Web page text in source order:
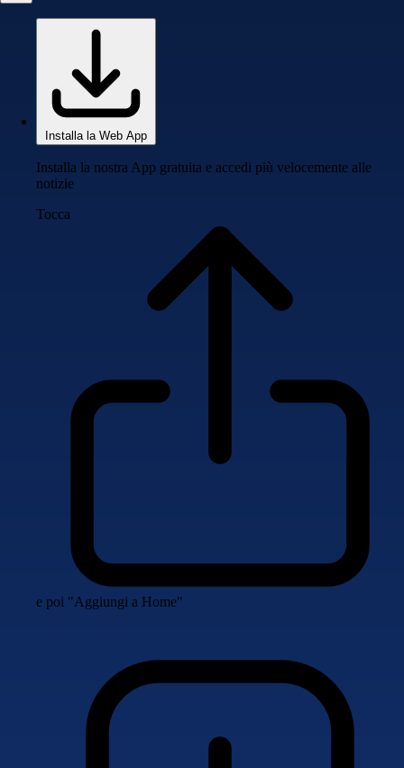
Installa la Web App
Installa la nostra App gratuita e accedi più velocemente alle
notizie
Tocca
e poi "Aggiungi a Home"